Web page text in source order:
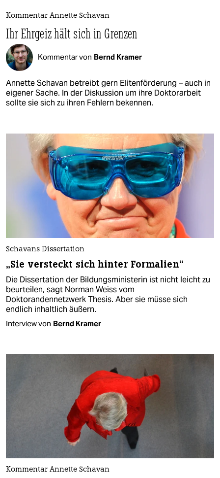
Kommentar Annette Schavan
Ihr Ehrgeiz hält sich in Grenzen
Kommentar von Bernd Kramer
Annette Schavan betreibt gern Elitenförderung – auch in
eigener Sache. In der Diskussion um ihre Doktorarbeit
sollte sie sich zu ihren Fehlern bekennen.
Schavans Dissertation
„Sie versteckt sich hinter Formalien“
Die Dissertation der Bildungsministerin ist nicht leicht zu
beurteilen, sagt Norman Weiss vom
Doktorandennetzwerk Thesis. Aber sie müsse sich
endlich inhaltlich äußern.
Interview von Bernd Kramer
Kommentar Annette Schavan